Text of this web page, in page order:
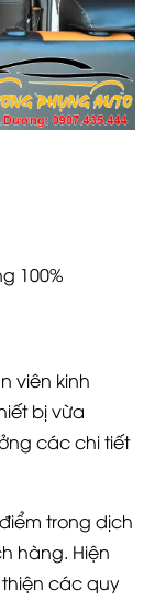
100%
viên kinh
bị vừa
các chi tiết
trong dịch
hàng. Hiện
các quy